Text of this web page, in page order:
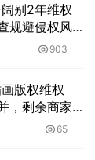
别2年维权
规避侵权风
903
版权维权
，剩余商家
65